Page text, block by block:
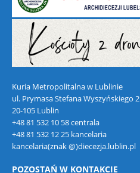
Kuria Metropolitalna w Lublinie
ul. Prymasa Stefana Wyszyńskiego 2
20-105 Lublin
+48 81 532 10 58 centrala
+48 81 532 12 25 kancelaria
kancelaria(znak @)diecezja.lublin.pl
POZOSTAŃ W KONTAKCIE